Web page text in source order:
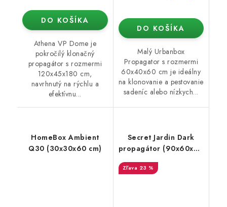
DO KOŠÍKA
Athena VP Dome je
pokročilý klonačný
propagátor s rozmermi
120x45x180 cm,
navrhnutý na rýchlu a
efektívnu...
DO KOŠÍKA
Malý Urbanbox
Propagator s rozmermi
60x40x60 cm je ideálny
na klonovanie a pestovanie
sadeníc alebo nízkych...
HomeBox Ambient
Q30 (30x30x60 cm)
Secret Jardin Dark
propagátor (90x60x98
cm) rev. 4.0
23 %